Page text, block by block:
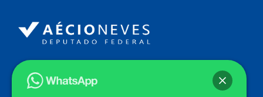
Endereço
Câmara dos Deputados
Ed. Principal, Ala C – Gabinete